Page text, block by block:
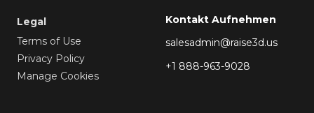
Legal
Terms of Use
Privacy Policy
Manage Cookies
Kontakt Aufnehmen
salesadmin@raise3d.us
+1 888-963-9028